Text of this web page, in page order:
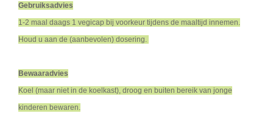
Gebruiksadvies
1-2 maal daags 1 vegicap bij voorkeur tijdens de maaltijd innemen.
Houd u aan de (aanbevolen) dosering.
Bewaaradvies
Koel (maar niet in de koelkast), droog en buiten bereik van jonge
kinderen bewaren.